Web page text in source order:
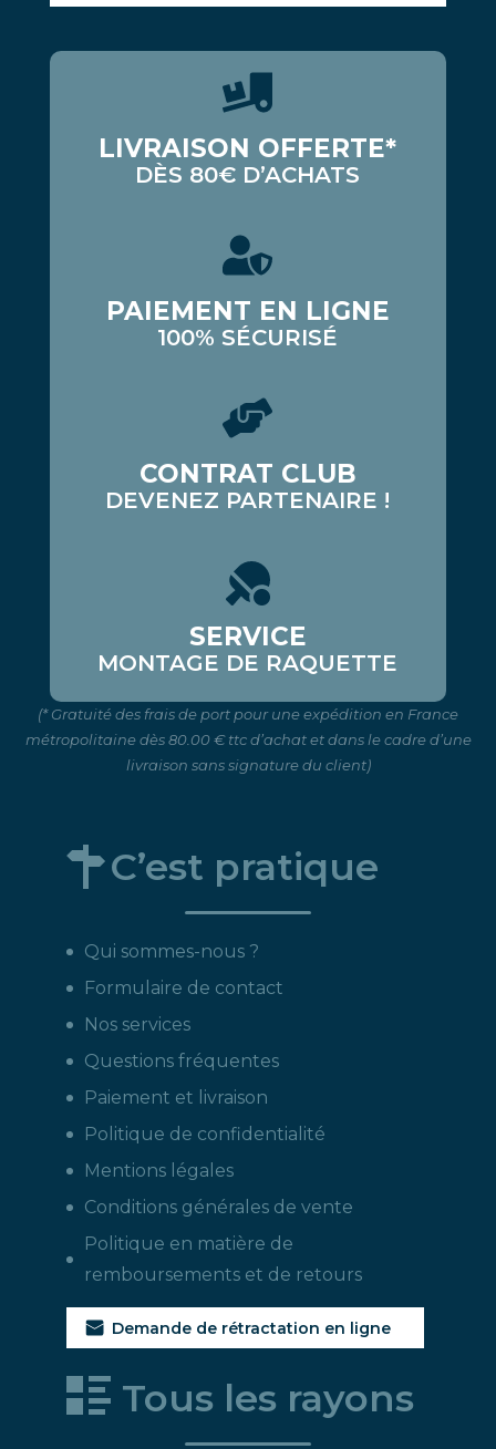
LIVRAISON OFFERTE*
DÈS 80€ D’ACHATS
PAIEMENT EN LIGNE
100% SÉCURISÉ
CONTRAT CLUB
DEVENEZ PARTENAIRE !
SERVICE
MONTAGE DE RAQUETTE
(* Gratuité des frais de port pour une expédition en France
métropolitaine dès 80.00 € ttc d’achat et dans le cadre d’une
livraison sans signature du client)
C’est pratique
Qui sommes-nous ?
Formulaire de contact
Nos services
Questions fréquentes
Paiement et livraison
Politique de confidentialité
Mentions légales
Conditions générales de vente
Politique en matière de
remboursements et de retours
Demande de rétractation en ligne
Tous les rayons